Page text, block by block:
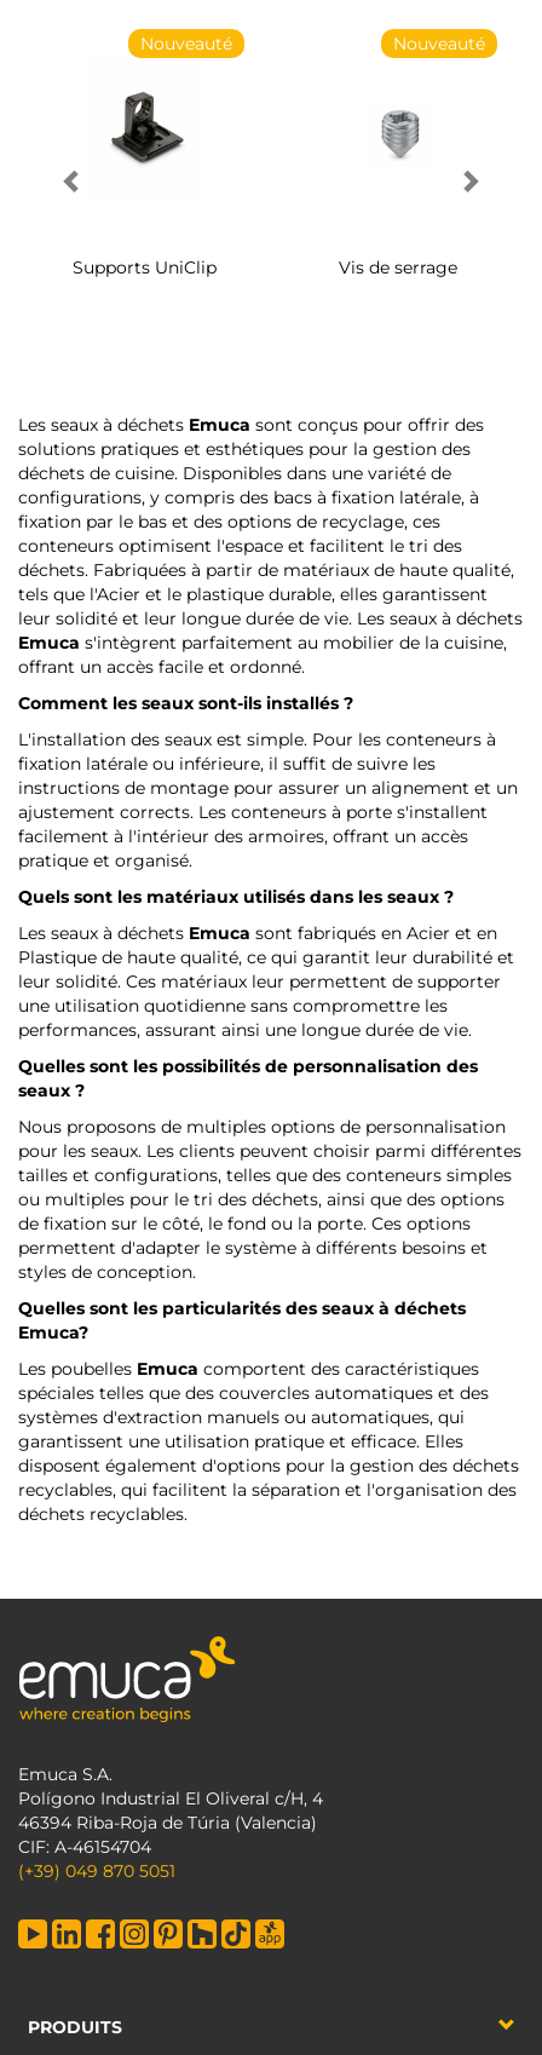
Nouveauté
Supports UniClip
Nouveauté
Vis de serrage
Les seaux à déchets Emuca sont conçus pour offrir des
solutions pratiques et esthétiques pour la gestion des
déchets de cuisine. Disponibles dans une variété de
configurations, y compris des bacs à fixation latérale, à
fixation par le bas et des options de recyclage, ces
conteneurs optimisent l'espace et facilitent le tri des
déchets. Fabriquées à partir de matériaux de haute qualité,
tels que l'Acier et le plastique durable, elles garantissent
leur solidité et leur longue durée de vie. Les seaux à déchets
Emuca s'intègrent parfaitement au mobilier de la cuisine,
offrant un accès facile et ordonné.
Comment les seaux sont-ils installés ?
L'installation des seaux est simple. Pour les conteneurs à
fixation latérale ou inférieure, il suffit de suivre les
instructions de montage pour assurer un alignement et un
ajustement corrects. Les conteneurs à porte s'installent
facilement à l'intérieur des armoires, offrant un accès
pratique et organisé.
Quels sont les matériaux utilisés dans les seaux ?
Les seaux à déchets Emuca sont fabriqués en Acier et en
Plastique de haute qualité, ce qui garantit leur durabilité et
leur solidité. Ces matériaux leur permettent de supporter
une utilisation quotidienne sans compromettre les
performances, assurant ainsi une longue durée de vie.
Quelles sont les possibilités de personnalisation des
seaux ?
Nous proposons de multiples options de personnalisation
pour les seaux. Les clients peuvent choisir parmi différentes
tailles et configurations, telles que des conteneurs simples
ou multiples pour le tri des déchets, ainsi que des options
de fixation sur le côté, le fond ou la porte. Ces options
permettent d'adapter le système à différents besoins et
styles de conception.
Quelles sont les particularités des seaux à déchets
Emuca?
Les poubelles Emuca comportent des caractéristiques
spéciales telles que des couvercles automatiques et des
systèmes d'extraction manuels ou automatiques, qui
garantissent une utilisation pratique et efficace. Elles
disposent également d'options pour la gestion des déchets
recyclables, qui facilitent la séparation et l'organisation des
déchets recyclables.
Emuca S.A.
Polígono Industrial El Oliveral c/H, 4
46394 Riba-Roja de Túria (Valencia)
CIF: A-46154704
(+39) 049 870 5051
PRODUITS